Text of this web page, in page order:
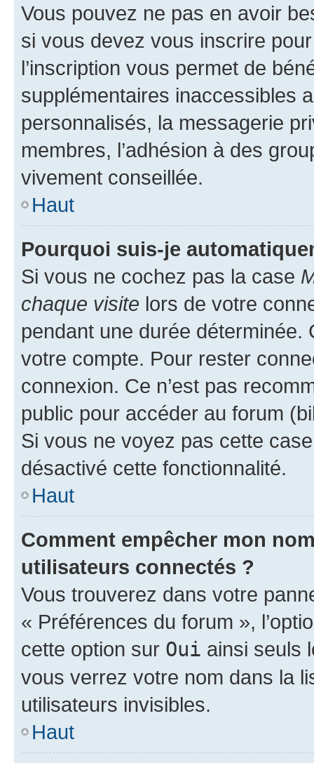
Vous pouvez ne pas en avoir
si vous devez vous inscrire
l’inscription vous permet de
supplémentaires inaccessibles
personnalisés, la messagerie
membres, l’adhésion à des
vivement conseillée.
Haut
Pourquoi suis-je
Si vous ne cochez pas la case
chaque visite lors de votre
pendant une durée déterminée.
votre compte. Pour rester
connexion. Ce n’est pas
public pour accéder au forum
Si vous ne voyez pas cette
désactivé cette fonctionnalité.
Haut
Comment empêcher mon
utilisateurs connectés ?
Vous trouverez dans votre
« Préférences du forum »,
cette option sur Oui ainsi seuls
vous verrez votre nom dans la
utilisateurs invisibles.
Haut